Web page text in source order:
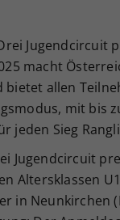
macht
allen
mit bis
jeden Sieg
Jugendcircuit
Altersklassen
in Neunkirchen